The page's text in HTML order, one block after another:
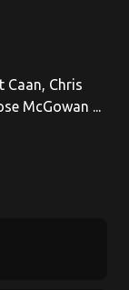
Caan, Chris
McGowan ...